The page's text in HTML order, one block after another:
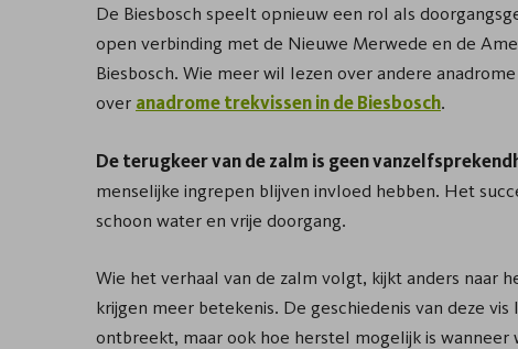
De Biesbosch speelt opnieuw een rol als
open verbinding met de Nieuwe Merwede en de
Biesbosch. Wie meer wil lezen over andere
over anadrome trekvissen in de Biesbosch.
De terugkeer van de zalm is geen
menselijke ingrepen blijven invloed hebben. Het
schoon water en vrije doorgang.
Wie het verhaal van de zalm volgt, kijkt anders naar
krijgen meer betekenis. De geschiedenis van deze
ontbreekt, maar ook hoe herstel mogelijk is